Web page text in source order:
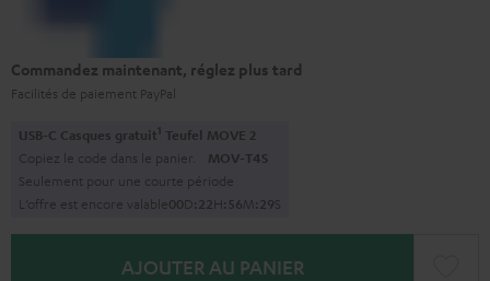
Commandez maintenant, réglez plus tard
Facilités de paiement PayPal
USB-C Casques gratuit1 Teufel MOVE 2
Copiez le code dans le panier. MOV-T4S
Seulement pour une courte période
L’offre est encore valable00D: 22H: 56M: 28S
AJOUTER AU PANIER